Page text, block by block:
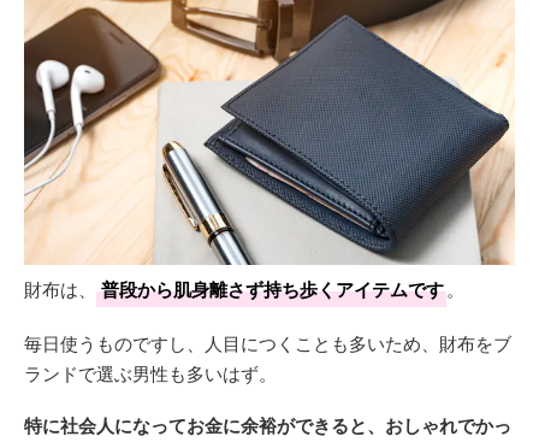
財布は、 普段から肌身離さず持ち歩くアイテムです。
毎日使うものですし、人目につくことも多いため、財布をブ
ランドで選ぶ男性も多いはず。
特に社会人になってお金に余裕ができると、おしゃれでかっ